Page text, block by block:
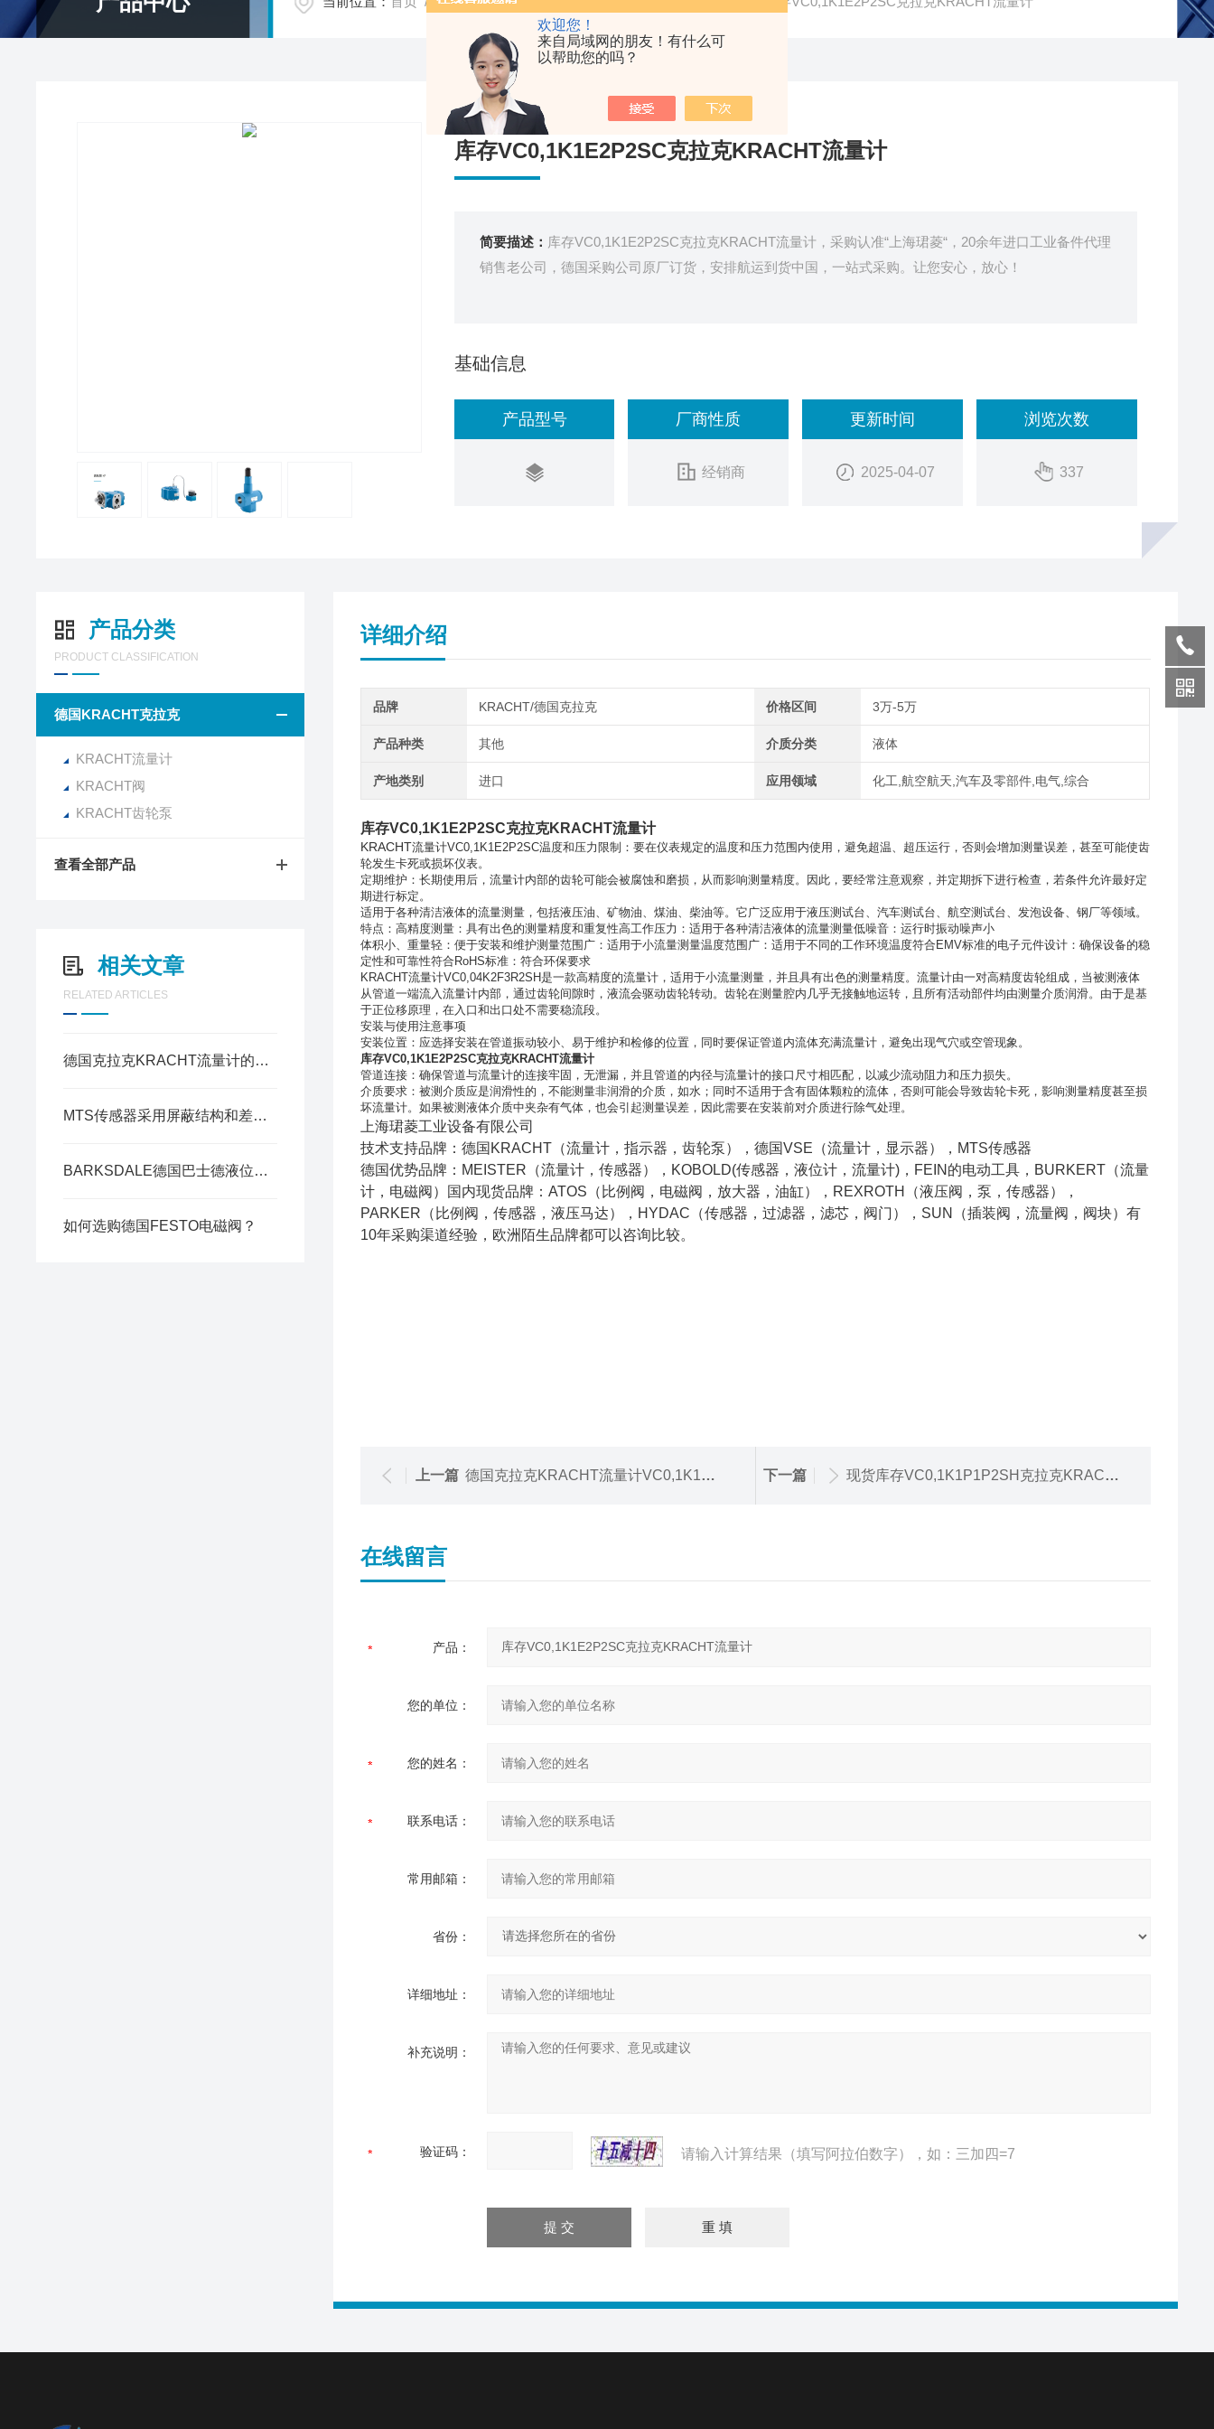
欢迎您！
来自局域网的朋友！有什么可
以帮助您的吗？
库存VC0,1K1E2P2SC克拉克KRACHT流量计
简要描述： 库存VC0,1K1E2P2SC克拉克KRACHT流量计，采购认准“上海珺菱“，20余年进口工业备件代理
销售老公司，德国采购公司原厂订货，安排航运到货中国，一站式采购。让您安心，放心！
基础信息
产品型号 厂商性质
经销商
更新时间
2025-04-07
浏览次数
337
产品分类
PRODUCT CLASSIFICATION
德国KRACHT克拉克
KRACHT流量计
KRACHT阀
KRACHT齿轮泵
查看全部产品
相关文章
RELATED ARTICLES
德国克拉克KRACHT流量计的安装时的注意事项
MTS传感器采用屏蔽结构和差分电路设计
BARKSDALE德国巴士德液位开关选型填写模板参考
如何选购德国FESTO电磁阀？
详细介绍
品牌 KRACHT/德国克拉克 价格区间 3万-5万
产品种类 其他 介质分类 液体
产地类别 进口 应用领域 化工,航空航天,汽车及零部件,电气,综合
库存VC0,1K1E2P2SC克拉克KRACHT流量计
KRACHT流量计VC0,1K1E2P2SC温度和压力限制：要在仪表规定的温度和压力范围内使用，避免超温、超压运行，否则会增加测量误差，甚至可能使齿
轮发生卡死或损坏仪表。
定期维护：长期使用后，流量计内部的齿轮可能会被腐蚀和磨损，从而影响测量精度。因此，要经常注意观察，并定期拆下进行检查，若条件允许最好定
期进行标定。
适用于各种清洁液体的流量测量，包括液压油、矿物油、煤油、柴油等。它广泛应用于液压测试台、汽车测试台、航空测试台、发泡设备、钢厂等领域。
特点：高精度测量：具有出色的测量精度和重复性高工作压力：适用于各种清洁液体的流量测量低噪音：运行时振动噪声小
体积小、重量轻：便于安装和维护测量范围广：适用于小流量测量温度范围广：适用于不同的工作环境温度符合EMV标准的电子元件设计：确保设备的稳
定性和可靠性符合RoHS标准‌：符合环保要求
KRACHT流量计VC0,04K2F3R2SH是一款高精度的流量计，适用于小流量测量，并且具有出色的测量精度。流量计由一对高精度齿轮组成，当被测液体
从管道一端流入流量计内部，通过齿轮间隙时，液流会驱动齿轮转动。齿轮在测量腔内几乎无接触地运转，且所有活动部件均由测量介质润滑。由于是基
于正位移原理，在入口和出口处不需要稳流段。
安装与使用注意事项
安装位置：应选择安装在管道振动较小、易于维护和检修的位置，同时要保证管道内流体充满流量计，避免出现气穴或空管现象。
库存VC0,1K1E2P2SC克拉克KRACHT流量计
管道连接：确保管道与流量计的连接牢固，无泄漏，并且管道的内径与流量计的接口尺寸相匹配，以减少流动阻力和压力损失。
介质要求：被测介质应是润滑性的，不能测量非润滑的介质，如水；同时不适用于含有固体颗粒的流体，否则可能会导致齿轮卡死，影响测量精度甚至损
坏流量计。如果被测液体介质中夹杂有气体，也会引起测量误差，因此需要在安装前对介质进行除气处理。
上海珺菱工业设备有限公司
技术支持品牌：德国KRACHT（流量计，指示器，齿轮泵），德国VSE（流量计，显示器），MTS传感器
德国优势品牌：MEISTER（流量计，传感器），KOBOLD(传感器，液位计，流量计)，FEIN的电动工具，BURKERT（流量
计，电磁阀）国内现货品牌：ATOS（比例阀，电磁阀，放大器，油缸），REXROTH（液压阀，泵，传感器），
PARKER（比例阀，传感器，液压马达），HYDAC（传感器，过滤器，滤芯，阀门），SUN（插装阀，流量阀，阀块）有
10年采购渠道经验，欧洲陌生品牌都可以咨询比较。
上一篇 德国克拉克KRACHT流量计VC0,1K1E1P2SH 下一篇 现货库存VC0,1K1P1P2SH克拉克KRACHT流量计
在线留言
产品：
您的单位：
您的姓名：
联系电话：
常用邮箱：
省份：
详细地址：
补充说明：
验证码： 请输入计算结果（填写阿拉伯数字），如：三加四=7